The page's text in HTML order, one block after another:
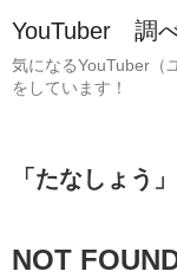
YouTuber 調
気になるYouTuber（
をしています！
「 たなしょう 」
NOT